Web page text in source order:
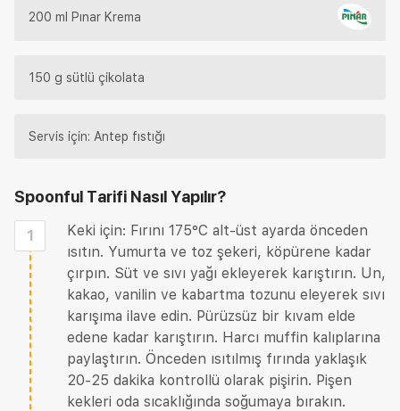
200 ml Pınar Krema
150 g sütlü çikolata
Servis için: Antep fıstığı
Spoonful Tarifi Nasıl Yapılır?
1
Keki için: Fırını 175°C alt-üst ayarda önceden
ısıtın. Yumurta ve toz şekeri, köpürene kadar
çırpın. Süt ve sıvı yağı ekleyerek karıştırın. Un,
kakao, vanilin ve kabartma tozunu eleyerek sıvı
karışıma ilave edin. Pürüzsüz bir kıvam elde
edene kadar karıştırın. Harcı muffin kalıplarına
paylaştırın. Önceden ısıtılmış fırında yaklaşık
20-25 dakika kontrollü olarak pişirin. Pişen
kekleri oda sıcaklığında soğumaya bırakın.